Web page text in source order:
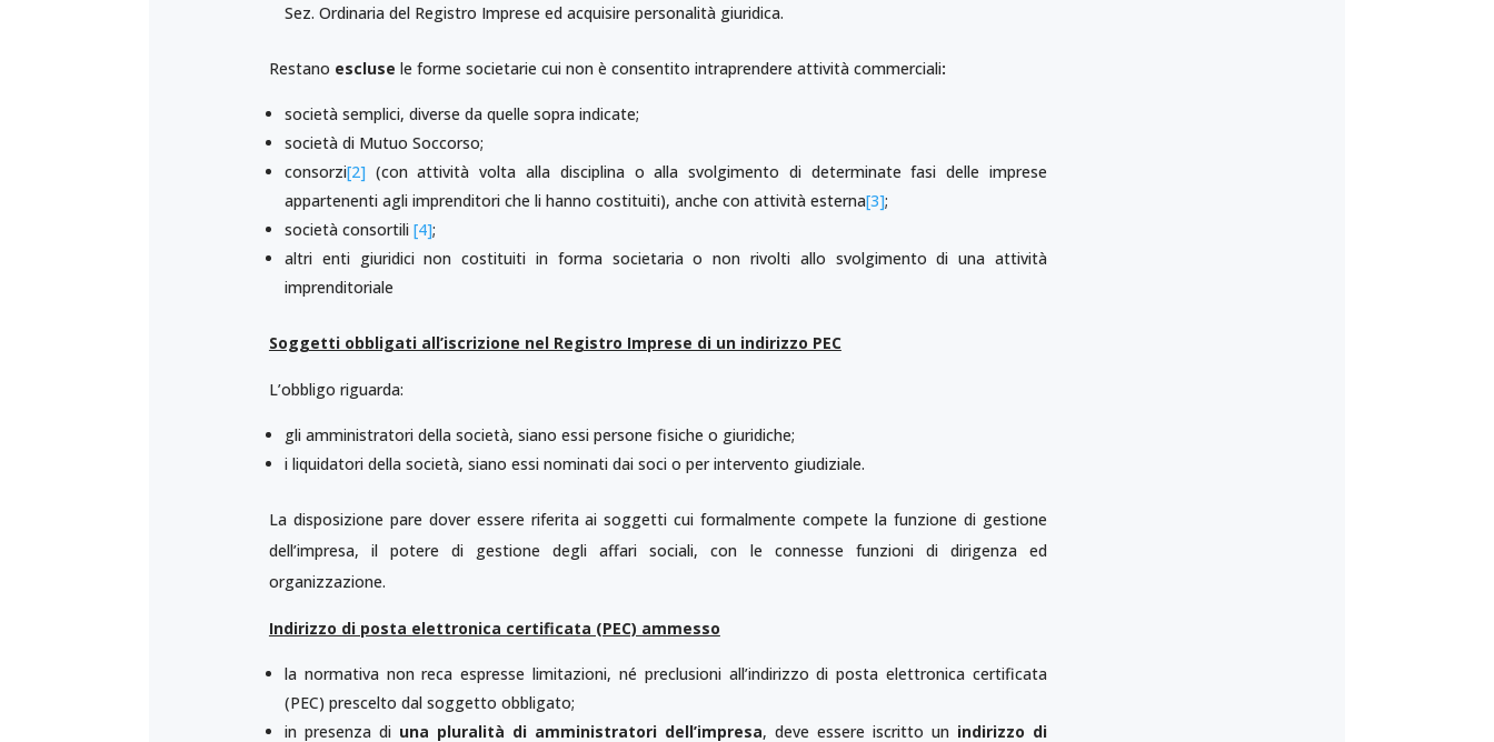
Sez. Ordinaria del Registro Imprese ed acquisire personalità giuridica.
Restano escluse le forme societarie cui non è consentito intraprendere attività commerciali:
società semplici, diverse da quelle sopra indicate;
società di Mutuo Soccorso;
consorzi[2] (con attività volta alla disciplina o alla svolgimento di determinate fasi delle imprese
appartenenti agli imprenditori che li hanno costituiti), anche con attività esterna[3];
società consortili [4];
altri enti giuridici non costituiti in forma societaria o non rivolti allo svolgimento di una attività
imprenditoriale
Soggetti obbligati all’iscrizione nel Registro Imprese di un indirizzo PEC
L’obbligo riguarda:
gli amministratori della società, siano essi persone fisiche o giuridiche;
i liquidatori della società, siano essi nominati dai soci o per intervento giudiziale.
La disposizione pare dover essere riferita ai soggetti cui formalmente compete la funzione di gestione
dell’impresa, il potere di gestione degli affari sociali, con le connesse funzioni di dirigenza ed
organizzazione.
Indirizzo di posta elettronica certificata (PEC) ammesso
la normativa non reca espresse limitazioni, né preclusioni all’indirizzo di posta elettronica certificata
(PEC) prescelto dal soggetto obbligato;
in presenza di una pluralità di amministratori dell’impresa, deve essere iscritto un indirizzo di